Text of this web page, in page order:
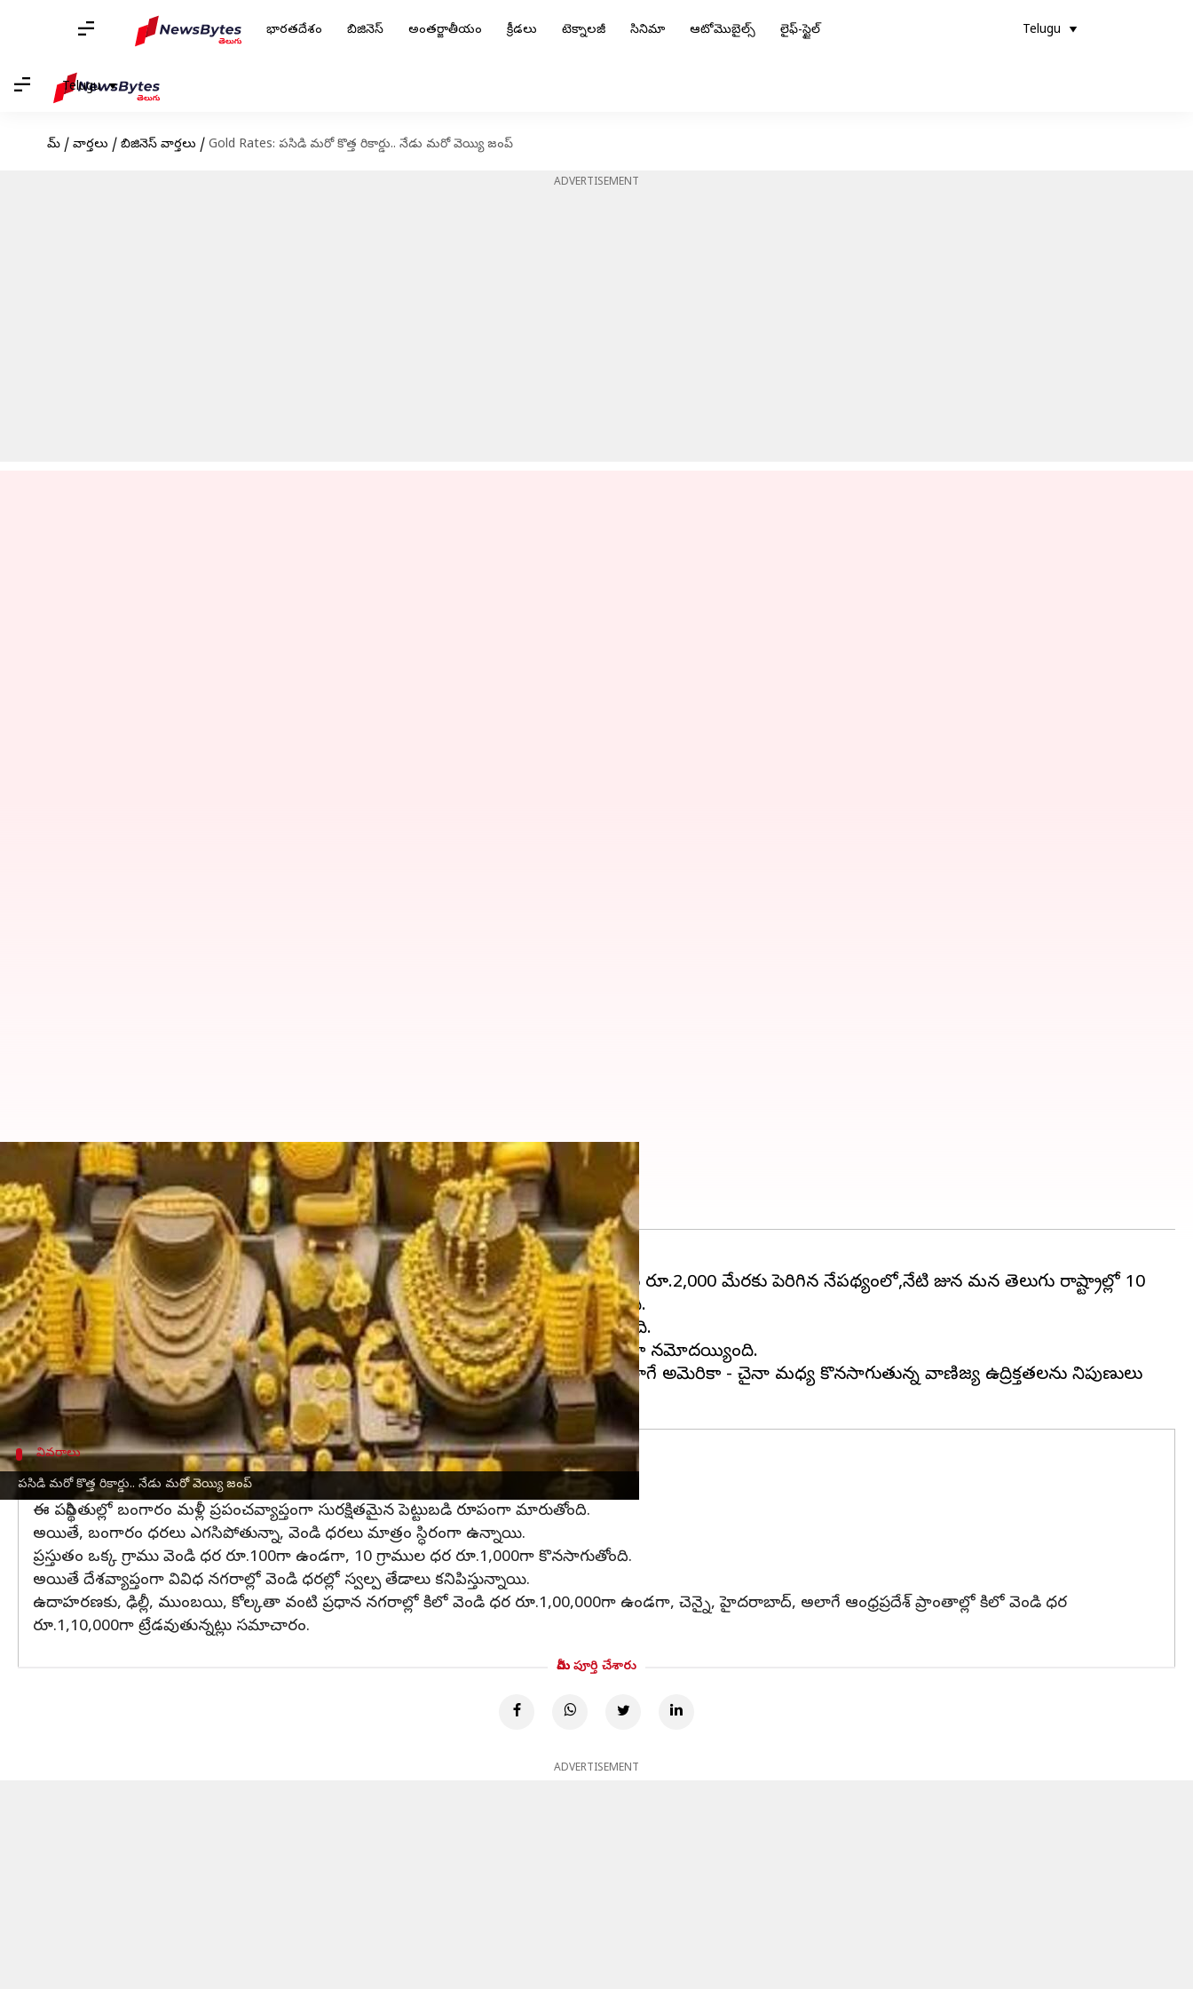
భారతదేశం బిజినెస్ అంతర్జాతీయం క్రీడలు టెక్నాలజీ సినిమా ఆటోమొబైల్స్ లైఫ్-స్టైల్ Telugu
Telugu
హోమ్ / వార్తలు / బిజినెస్ వార్తలు / Gold Rates: పసిడి మరో కొత్త రికార్డు.. నేడు మరో వెయ్యి జంప్
ADVERTISEMENT
పసిడి మరో కొత్త రికార్డు.. నేడు మరో వెయ్యి జంప్
Gold Rates: పసిడి మరో కొత్త రికార్డు.. నేడు మరో వెయ్యి జంప్
వ్రాసిన వారు Sirish Praharaju Apr 17, 2025 12:39 pm
ఈ వార్తాకథనం ఏంటి
ఈ రోజు బంగారం ధరల్లో మళ్లీ భారీ పెరుగుదల నమోదైంది.గత రెండు రోజుల్లో తులంకు సుమారు రూ.2,000 మేరకు పెరిగిన నేపథ్యంలో,నేటి రోజున మన తెలుగు రాష్ట్రాల్లో 10
గ్రాముల 24 క్యారెట్ల బంగారం ధర నిన్నటితో పోలిస్తే రూ.1,140 పెరిగి రూ.97,310కి చేరుకుంది.
ఇదే సమయంలో 22 క్యారెట్ల బంగారం ధర రూ.1,050 పెరిగి రూ.89,200గా ట్రేడింగ్ అవుతోంది.
ఇక 18 క్యారెట్ల బంగారం విషయానికి వస్తే, నిన్నటి ధరతో పోలిస్తే రూ.860 పెరిగి రూ.72,990గా నమోదయ్యింది.
బంగారం ధరలు ఇలా పెరుగుతున్నప్రధాన కారణాలు గా అంతర్జాతీయ ఆర్థిక పరిస్థితులు, అలాగే అమెరికా - చైనా మధ్య కొనసాగుతున్న వాణిజ్య ఉద్రిక్తతలను నిపుణులు
వివరాలు
స్ధిరంగా వెండి ధరలు
ఈ పరిస్థితుల్లో బంగారం మళ్లీ ప్రపంచవ్యాప్తంగా సురక్షితమైన పెట్టుబడి రూపంగా మారుతోంది.
అయితే, బంగారం ధరలు ఎగసిపోతున్నా, వెండి ధరలు మాత్రం స్ధిరంగా ఉన్నాయి.
ప్రస్తుతం ఒక్క గ్రాము వెండి ధర రూ.100గా ఉండగా, 10 గ్రాముల ధర రూ.1,000గా కొనసాగుతోంది.
అయితే దేశవ్యాప్తంగా వివిధ నగరాల్లో వెండి ధరల్లో స్వల్ప తేడాలు కనిపిస్తున్నాయి.
ఉదాహరణకు, ఢిల్లీ, ముంబయి, కోల్కతా వంటి ప్రధాన నగరాల్లో కిలో వెండి ధర రూ.1,00,000గా ఉండగా, చెన్నై, హైదరాబాద్, అలాగే ఆంధ్రప్రదేశ్ ప్రాంతాల్లో కిలో వెండి ధర
రూ.1,10,000గా ట్రేడవుతున్నట్లు సమాచారం.
మీరు పూర్తి చేశారు
ADVERTISEMENT